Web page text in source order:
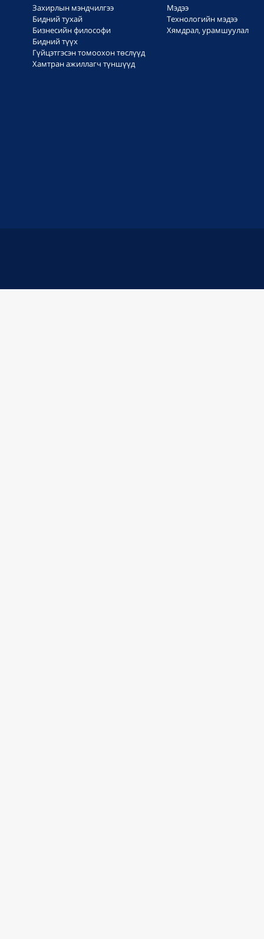
Захирлын мэндчилгээ
Бидний тухай
Бизнесийн философи
Бидний түүх
Гүйцэтгэсэн томоохон төслүүд
Хамтран ажиллагч түншүүд
Мэдээ
Технологийн мэдээ
Хямдрал, урамшуулал